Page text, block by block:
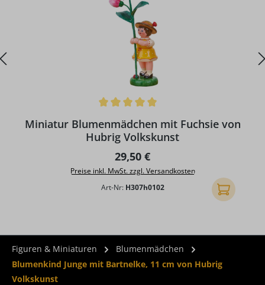
Miniatur Blumenmädchen mit Fuchsie von
Hubrig Volkskunst
Regulärer Preis:
29,50 €
Preise inkl. MwSt. zzgl. Versandkosten
Art-Nr: H307h0102 In den
Figuren & Miniaturen
Blumenmädchen
Blumenkind Junge mit Bartnelke, 11 cm von Hubrig
Volkskunst